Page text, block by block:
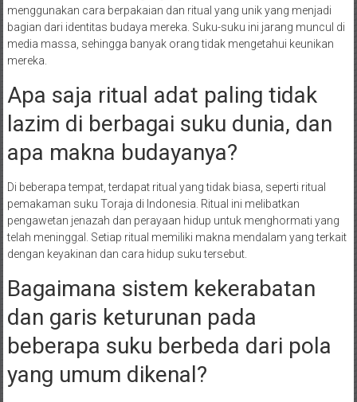
menggunakan cara berpakaian dan ritual yang unik yang menjadi
bagian dari identitas budaya mereka. Suku-suku ini jarang muncul di
media massa, sehingga banyak orang tidak mengetahui keunikan
mereka.
Apa saja ritual adat paling tidak
lazim di berbagai suku dunia, dan
apa makna budayanya?
Di beberapa tempat, terdapat ritual yang tidak biasa, seperti ritual
pemakaman suku Toraja di Indonesia. Ritual ini melibatkan
pengawetan jenazah dan perayaan hidup untuk menghormati yang
telah meninggal. Setiap ritual memiliki makna mendalam yang terkait
dengan keyakinan dan cara hidup suku tersebut.
Bagaimana sistem kekerabatan
dan garis keturunan pada
beberapa suku berbeda dari pola
yang umum dikenal?